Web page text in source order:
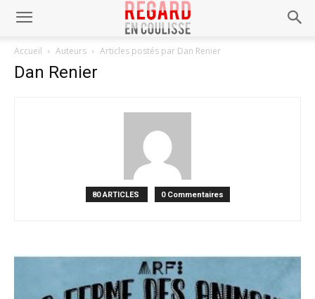
Accueil Auteurs Articles postés par Dan Renier
Dan Renier
80 ARTICLES 0 Commentaires